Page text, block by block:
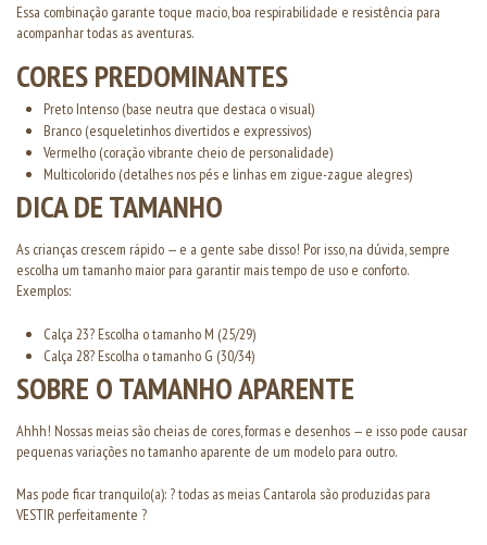
Essa combinação garante toque macio, boa respirabilidade e resistência para
acompanhar todas as aventuras.
CORES PREDOMINANTES
Preto Intenso (base neutra que destaca o visual)
Branco (esqueletinhos divertidos e expressivos)
Vermelho (coração vibrante cheio de personalidade)
Multicolorido (detalhes nos pés e linhas em zigue-zague alegres)
DICA DE TAMANHO
As crianças crescem rápido — e a gente sabe disso! Por isso, na dúvida, sempre
escolha um tamanho maior para garantir mais tempo de uso e conforto.
Exemplos:
Calça 23? Escolha o tamanho M (25/29)
Calça 28? Escolha o tamanho G (30/34)
SOBRE O TAMANHO APARENTE
Ahhh! Nossas meias são cheias de cores, formas e desenhos — e isso pode causar
pequenas variações no tamanho aparente de um modelo para outro.
Mas pode ficar tranquilo(a): ? todas as meias Cantarola são produzidas para
VESTIR perfeitamente ?